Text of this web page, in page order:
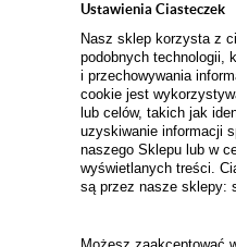
Ustawienia Ciasteczek
Nasz sklep korzysta z
podobnych technologii,
i przechowywania
cookie jest
lub celów, takich jak
uzyskiwanie informacji
naszego Sklepu lub w
wyświetlanych treści.
są przez nasze sklepy:
Zamów